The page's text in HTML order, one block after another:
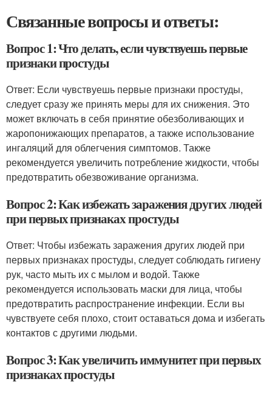
Связанные вопросы и ответы:
Вопрос 1: Что делать, если чувствуешь первые
признаки простуды
Ответ: Если чувствуешь первые признаки простуды,
следует сразу же принять меры для их снижения. Это
может включать в себя принятие обезболивающих и
жаропонижающих препаратов, а также использование
ингаляций для облегчения симптомов. Также
рекомендуется увеличить потребление жидкости, чтобы
предотвратить обезвоживание организма.
Вопрос 2: Как избежать заражения других людей
при первых признаках простуды
Ответ: Чтобы избежать заражения других людей при
первых признаках простуды, следует соблюдать гигиену
рук, часто мыть их с мылом и водой. Также
рекомендуется использовать маски для лица, чтобы
предотвратить распространение инфекции. Если вы
чувствуете себя плохо, стоит оставаться дома и избегать
контактов с другими людьми.
Вопрос 3: Как увеличить иммунитет при первых
признаках простуды